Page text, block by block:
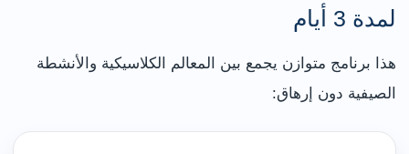
لمدة 3 أيام
هذا برنامج متوازن يجمع بين المعالم الكلاسيكية والأنشطة
الصيفية دون إرهاق: